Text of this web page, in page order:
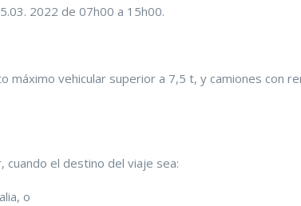
2022 de 07h00 a 15h00.
máximo vehicular superior a 7,5 t, y camiones con
el destino del viaje sea:
o